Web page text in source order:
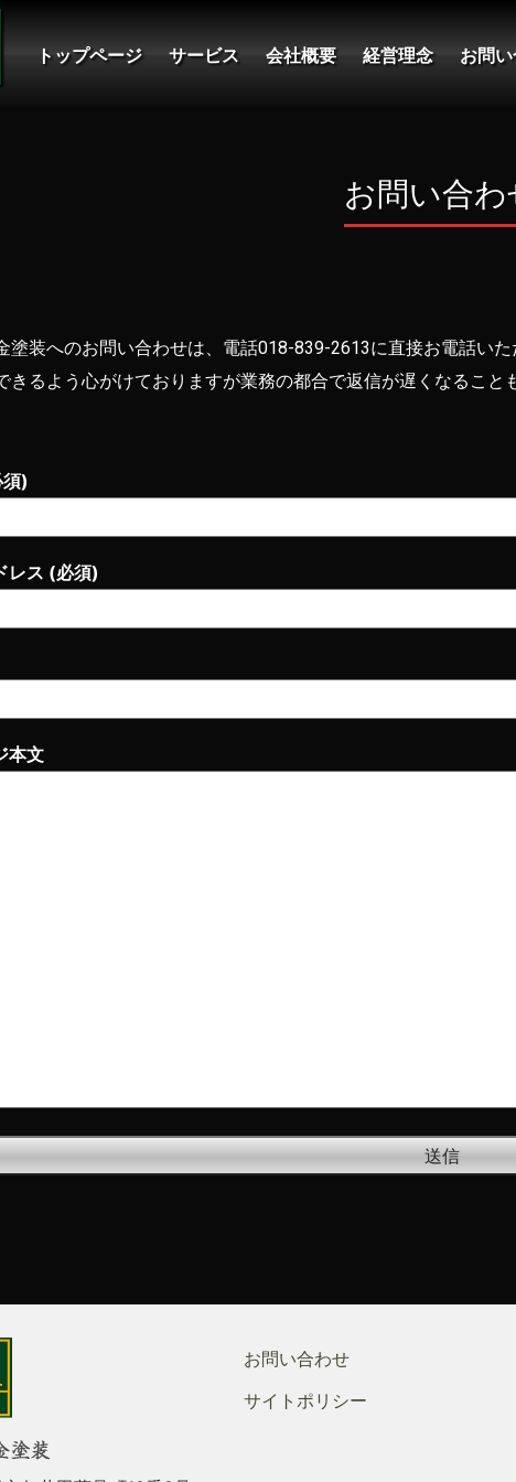
トップページ サービス 会社概要 経営理念 お問
お問い合わ
塗装へのお問い合わせは、電話018-839-2613に直接お電話い
きるよう心がけておりますが業務の都合で返信が遅くなるこ
)
レス (必須)
本文
お問い合わせ
サイトポリシー